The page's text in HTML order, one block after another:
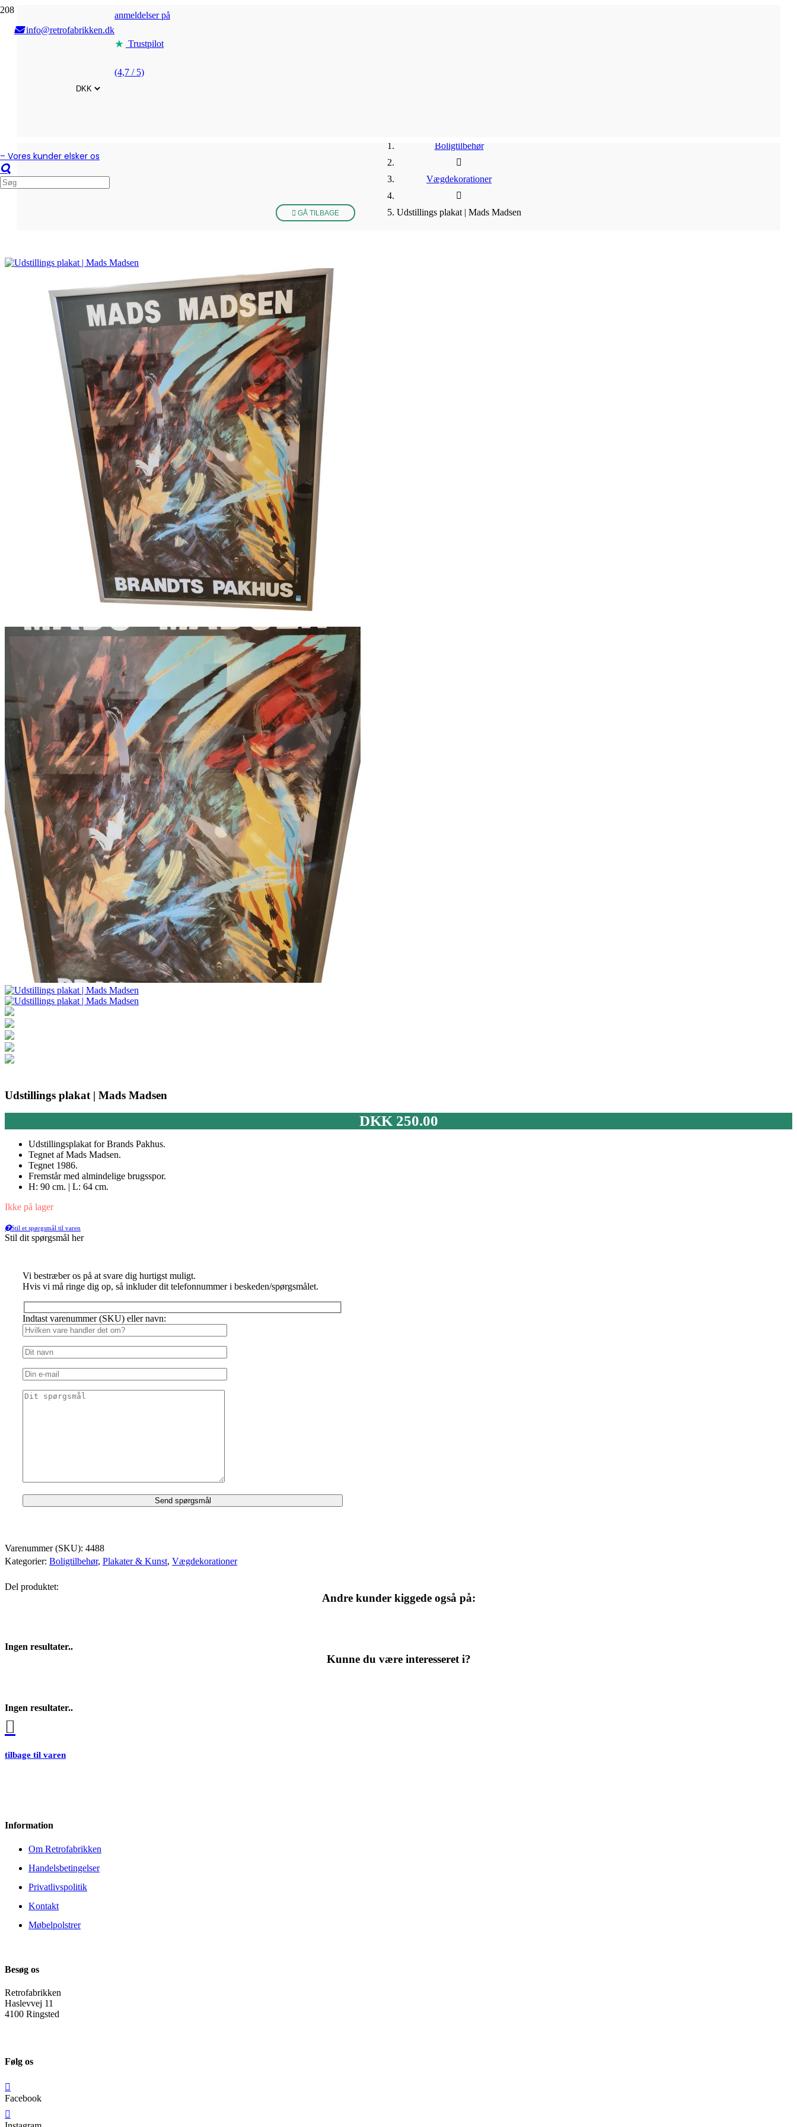
info@retrofabrikken.dk
anmeldelser på
Trustpilot
(4,7 / 5)
– Vores kunder elsker os
GÅ TILBAGE
Boligtilbehør
Vægdekorationer
Udstillings plakat | Mads Madsen
Udstillings plakat | Mads Madsen
DKK250.00
Udstillingsplakat for Brands Pakhus.
Tegnet af Mads Madsen.
Tegnet 1986.
Fremstår med almindelige brugsspor.
H: 90 cm. | L: 64 cm.
Ikke på lager
Stil et spørgsmål til varen
Stil dit spørgsmål her
Vi bestræber os på at svare dig hurtigst muligt.
Hvis vi må ringe dig op, så inkluder dit telefonnummer i beskeden/spørgsmålet.
Indtast varenummer (SKU) eller navn:
Varenummer (SKU): 4488
Kategorier: Boligtilbehør, Plakater & Kunst, Vægdekorationer
Del produktet:
Andre kunder kiggede også på:
Ingen resultater..
Kunne du være interesseret i?
Ingen resultater..
tilbage til varen
Information
Om Retrofabrikken
Handelsbetingelser
Privatlivspolitik
Kontakt
Møbelpolstrer
Besøg os
Retrofabrikken
Haslevvej 11
4100 Ringsted
Følg os
Facebook